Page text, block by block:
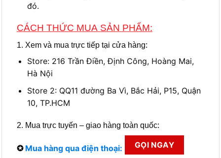
đó.
CÁCH THỨC MUA SẢN PHẨM:
1. Xem và mua trực tiếp tại cửa hàng:
Store: 216 Trần Điền, Định Công, Hoàng Mai,
Hà Nội
Store 2: QQ11 đường Ba Vì, Bắc Hải, P15, Quận
10, TP.HCM
2. Mua trực tuyến – giao hàng toàn quốc:
✪ Mua hàng qua điện thoại: GỌI NGAY